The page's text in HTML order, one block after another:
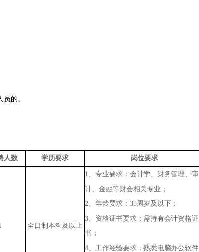
的。
人数 学历要求 岗位要求
全日制本科及以上
1、 专业要求：会计学、财务管理、审
计、金融等财会相关专业；
2、 年龄要求： 35周岁及以下；
3、 资格证书要求：需持有会计资格证
书；
4、 工作经验要求：熟悉电脑办公软件